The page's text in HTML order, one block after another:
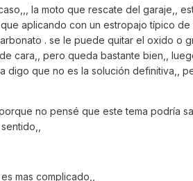
la moto que rescate del garaje,,
aplicando con un estropajo típico
. se le puede quitar el oxido o
cara,, pero queda bastante bien,,
digo que no es la solución definitiva,,
no pensé que este tema podría
mas complicado,,